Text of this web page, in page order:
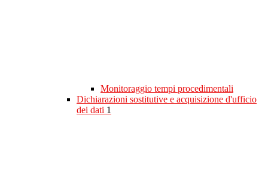
Monitoraggio tempi procedimentali
Dichiarazioni sostitutive e acquisizione d'ufficio
dei dati 1